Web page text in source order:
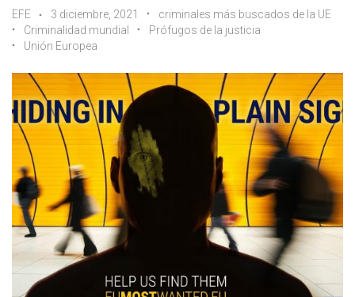
EFE 3 diciembre, 2021
criminales más buscados de la UE
Criminalidad mundial
Prófugos de la justicia
Unión Europea